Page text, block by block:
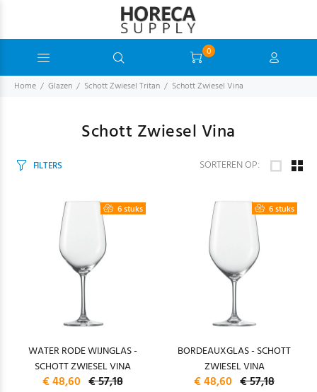
0
Home Glazen Schott Zwiesel Tritan Schott Zwiesel Vina
Schott Zwiesel Vina
FILTERS SORTEREN OP:
6 stuks
WATER RODE WIJNGLAS -
SCHOTT ZWIESEL VINA
€ 48,60 € 57,18
6 stuks
BORDEAUXGLAS - SCHOTT
ZWIESEL VINA
€ 48,60 € 57,18